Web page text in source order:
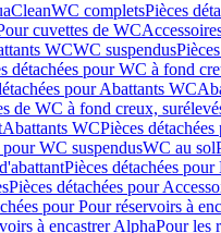
WC completsPièces
cuvettes de WC
WCWC suspendus
détachées pour WC à fond
pour Abattants WC
de WC à fond creux,
Abattants WCPièces
pour WC suspendusWC au sol
Pièces détachées
Pièces détachées pour
pour Pour réservoirs à
à encastrer AlphaPour les